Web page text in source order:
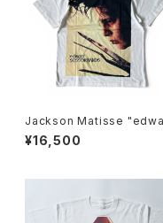
Jackson Matisse
SCISSORHANDS Face Te
e"
¥16,500